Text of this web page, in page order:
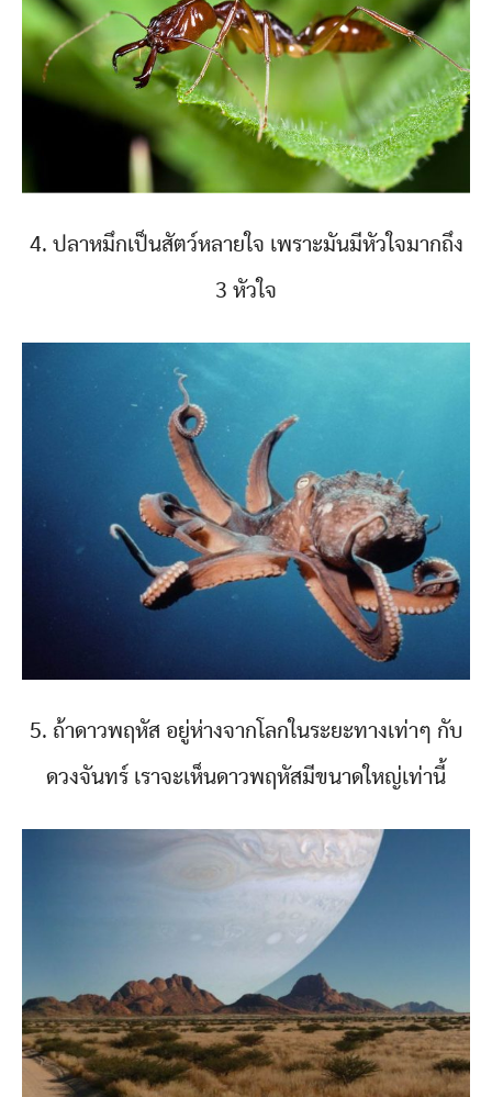
4. ปลาหมึกเป็นสัตว์หลายใจ เพราะมันมีหัวใจมากถึง
3 หัวใจ
5. ถ้าดาวพฤหัส อยู่ห่างจากโลกในระยะทางเท่าๆ กับ
ดวงจันทร์ เราจะเห็นดาวพฤหัสมีขนาดใหญ่เท่านี้